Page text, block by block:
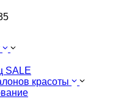
SALE
красоты